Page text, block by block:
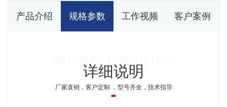
产品介绍 规格参数 工作视频 客户案例
详细说明
厂家直销，客户定制 ，型号齐全，技术指导